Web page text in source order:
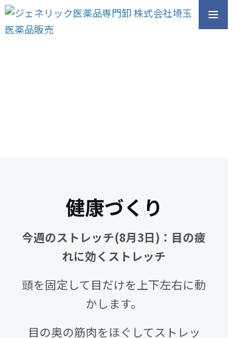
健康づくり
今週のストレッチ(8月3日)：目の疲
れに効くストレッチ
頭を固定して目だけを上下左右に動
かします。
目の奥の筋肉をほぐしてストレッ